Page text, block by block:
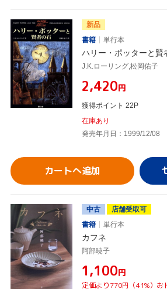
新品
書籍
単行本
ハリー・ポッターと賢
J.K.ローリング,松岡佑子
¥2,420円
獲得ポイント 22P
在庫あり
発売年月日：1999/12/08
カートへ追加
中古
店舗受取可
書籍
単行本
カフネ
阿部暁子
¥1,100円
定価より770円（41%）お